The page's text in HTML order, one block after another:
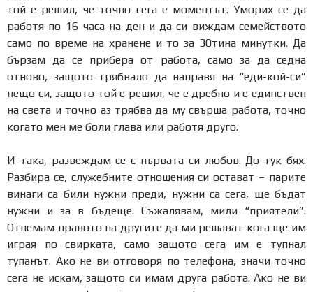
той е решил, че точно сега е моментът. Уморих се да
работя по 16 часа на ден и да си виждам семейството
само по време на хранене и то за 30тина минутки. Да
бързам да се прибера от работа, само за да седна
отново, защото трябвало да направя на “еди-кой-си”
нещо си, защото той е решил, че е дребно и е единствен
на света и точно аз трябва да му свърша работа, точно
когато мен ме боли глава или работя друго.
И така, развеждам се с първата си любов. До тук бях.
Разбира се, служебните отношения си остават – парите
винаги са били нужни преди, нужни са сега, ще бъдат
нужни и за в бъдеще. Съжалявам, мили “приятели”.
Отнемам правото на другите да ми решават кога ще им
играя по свирката, само защото сега им е тупнал
тупанът. Ако не ви отговоря по телефона, значи точно
сега не искам, защото си имам друга работа. Ако не ви